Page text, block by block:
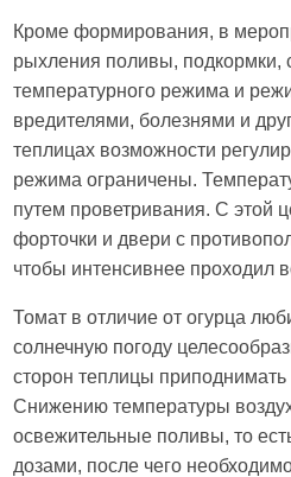
Кроме формирования, в
рыхления поливы, подкормки,
температурного режима и
вредителями, болезнями и
теплицах возможности
режима ограничены.
путем проветривания. С этой
форточки и двери с
чтобы интенсивнее проходил
Томат в отличие от огурца
солнечную погоду
сторон теплицы
Снижению температуры
освежительные поливы, то
дозами, после чего